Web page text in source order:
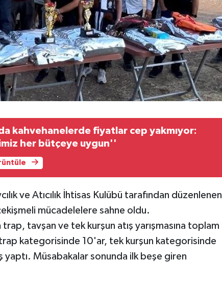
kahvehanelerde fiyatlar cep yakmıyor:
her bütçeye uygun''
ve Atıcılık İhtisas Kulübü tarafından düzenlenen
mücadelelere sahne oldu.
tavşan ve tek kurşun atış yarışmasına toplam
trap kategorisinde 10'ar, tek kurşun kategorisinde
yaptı. Müsabakalar sonunda ilk beşe giren